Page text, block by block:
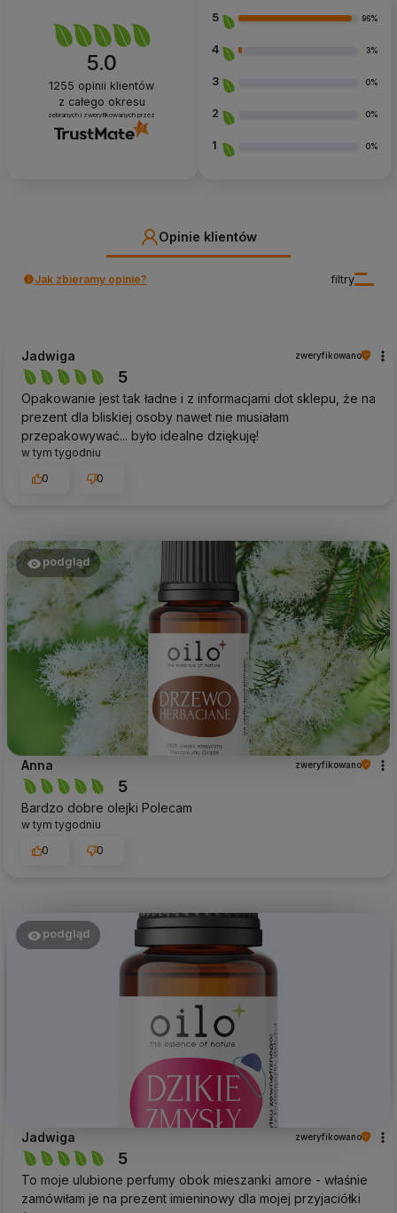
5.0
1255 opinii klientów
z całego okresu
zebranych i zweryfikowanych przez
5 96%
4 3%
3 0%
2 0%
1 0%
Opinie klientów
filtry
Jak zbieramy opinie?
Jadwiga zweryfikowano
5
Opakowanie jest tak ładne i z informacjami dot sklepu, że na
prezent dla bliskiej osoby nawet nie musiałam
przepakowywać... było idealne dziękuję!
w tym tygodniu
0
0
podgląd
Anna zweryfikowano
5
Bardzo dobre olejki Polecam
w tym tygodniu
0
0
podgląd
Jadwiga zweryfikowano
5
To moje ulubione perfumy obok mieszanki amore - właśnie
zamówiłam je na prezent imieninowy dla mojej przyjaciółki